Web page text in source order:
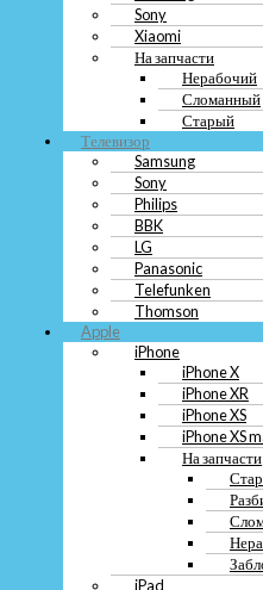
Sony
Xiaomi
На запчасти
Нерабочий
Сломанный
Старый
Телевизор
Samsung
Sony
Philips
BBK
LG
Panasonic
Telefunken
Thomson
Apple
iPhone
iPhone X
iPhone XR
iPhone XS
iPhone XS
На запчасти
iPad
LG